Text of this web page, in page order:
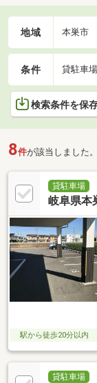
介するので、立地
地域 本巣市
条件 貸駐車
検索条件を保
8件が該当しました。
貸駐車場
岐阜県本
駅から徒歩20分以内
貸駐車場